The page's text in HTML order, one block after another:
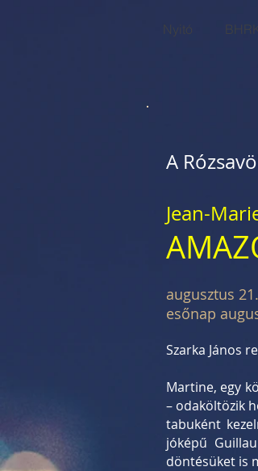
Nyitó
A
Jean-
augusztus
esőnap
Szarka János
Martine, egy
– odaköltözik
tabuként
jóképű
döntésüket is